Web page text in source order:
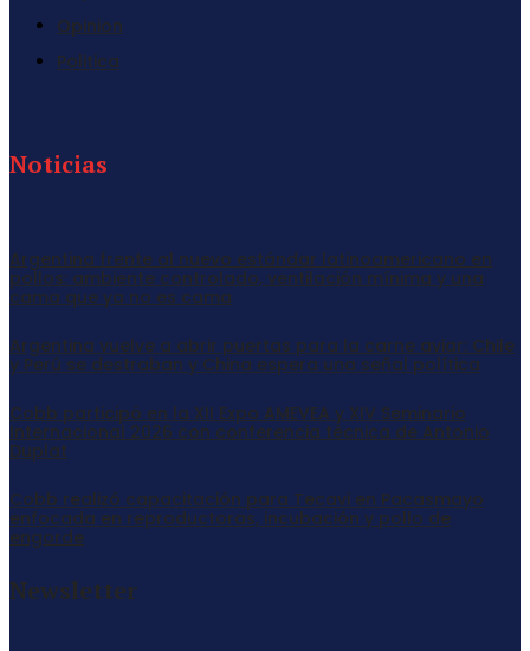
Opinion
Politica
Noticias
Argentina frente al nuevo estándar latinoamericano en
pollos: ambiente controlado, ventilación mínima y una
cama que ya no es cama
Argentina vuelve a abrir puertas para la carne aviar: Chile
y Perú se destraban y China espera una señal política
Cobb participó en la XII Expo AMEVEA y XIV Seminario
Internacional 2026 con conferencia técnica de Antonio
Duplat
Cobb realizó capacitación para Tecavi en Pacasmayo
enfocada en reproductoras, incubación y pollo de
engorde
Newsletter